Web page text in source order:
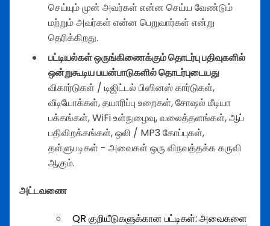
செய்யும் முன் அவர்கள் என்ன செய்ய வேண்டும்
மற்றும் அவர்கள் என்ன பெறுவார்கள் என்று
தெரிக்கிறது.
பட்டியல்கள் ஒருங்கிணைக்கும் தொடர்பு பதிவுகளில்
ஒன்றுகூடிய பயன்பாடுகளில் தொடர்புடையது
விகார்டுகள் / டிஜிட்டல் பிஸினஸ் கார்டுகள்,
வீடியோக்கள், தயாரிப்பு உறைகள், சோஷல் மீடியா
பக்கங்கள், WiFi உள்நுழைவு, வலைத்தளங்கள், ஆப்
பதிவிறக்கங்கள், ஒலி / MP3 கோப்புகள்,
தள்ளுபடிகள் - அவைகள் ஒரு விநவத்தக்க கருவி
ஆகும்.
அட்டவணை
QR குறியீடுகளுக்கான பட்டிகள்: அவைகளை